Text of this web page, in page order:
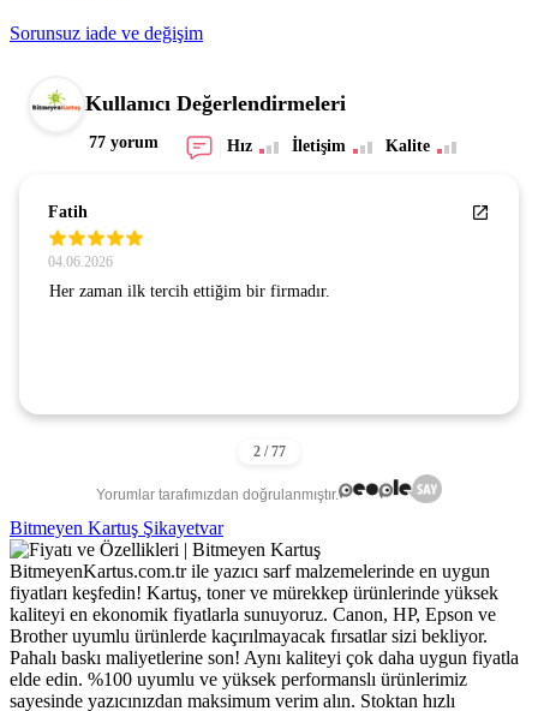
Sorunsuz iade ve değişim
Kullanıcı Değerlendirmeleri
77 yorum Hız İletişim Kalite
SEZGİN GÜNAY
24.07.2026
GÜVENLİ BİR SİTE . GÖNÜL RAHATLIĞIYLA
Yorumlar tarafımızdan doğrulanmıştır.
Bitmeyen Kartuş Şikayetvar
BitmeyenKartus.com.tr ile yazıcı sarf malzemelerinde en uygun
fiyatları keşfedin! Kartuş, toner ve mürekkep ürünlerinde yüksek
kaliteyi en ekonomik fiyatlarla sunuyoruz. Canon, HP, Epson ve
Brother uyumlu ürünlerde kaçırılmayacak fırsatlar sizi bekliyor.
Pahalı baskı maliyetlerine son! Aynı kaliteyi çok daha uygun fiyatla
elde edin. %100 uyumlu ve yüksek performanslı ürünlerimiz
sayesinde yazıcınızdan maksimum verim alın. Stoktan hızlı